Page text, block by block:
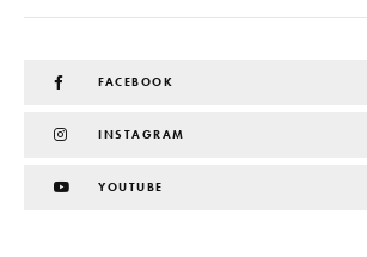
FACEBOOK
INSTAGRAM
YOUTUBE